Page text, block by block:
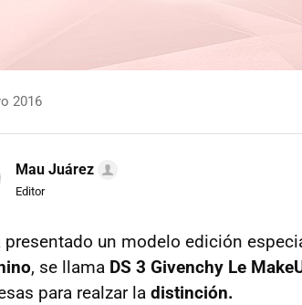
2016
Mau Juárez
Editor
presentado un modelo edición
, se llama DS 3 Givenchy Le
para realzar la distinción.